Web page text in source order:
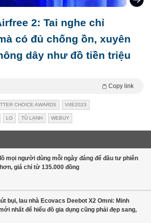
2: Tai nghe chỉ
có đủ chống ồn, xuyên
dây như đồ tiền triệu
Copy link
CHOICE AWARDS VIIE2023
LG TỦ LẠNH WEBUY
mọi người dùng mỗi ngày đáng để đầu tư phiên
giá chỉ từ 135.000 đồng
bụi, lau nhà Ecovacs Deebot X2 Omni: Minh
nhất để hiểu đồ gia dụng cũng phải đẹp sang,